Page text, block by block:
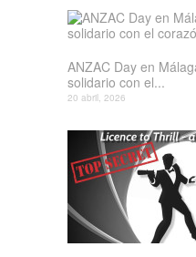
ANZAC Day en
solidario con el...
20 abril, 2026